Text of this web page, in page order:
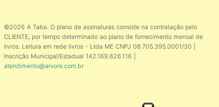
©2026 A Taba. O plano de assinaturas consiste na contratação pelo
CLIENTE, por tempo determinado ao plano de fornecimento mensal de
livros. Leitura em rede livros - Ltda ME CNPJ 08.705.395.0001/30 |
Inscrição Municipal/Estadual 142.169.626.116 |
atendimento@arvore.com.br